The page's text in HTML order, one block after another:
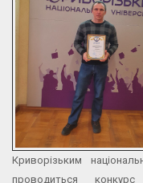
Криворізьким
проводиться